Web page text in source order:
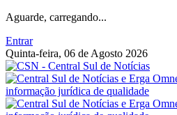
Aguarde, carregando...
Entrar
Quinta-feira, 06 de Agosto 2026